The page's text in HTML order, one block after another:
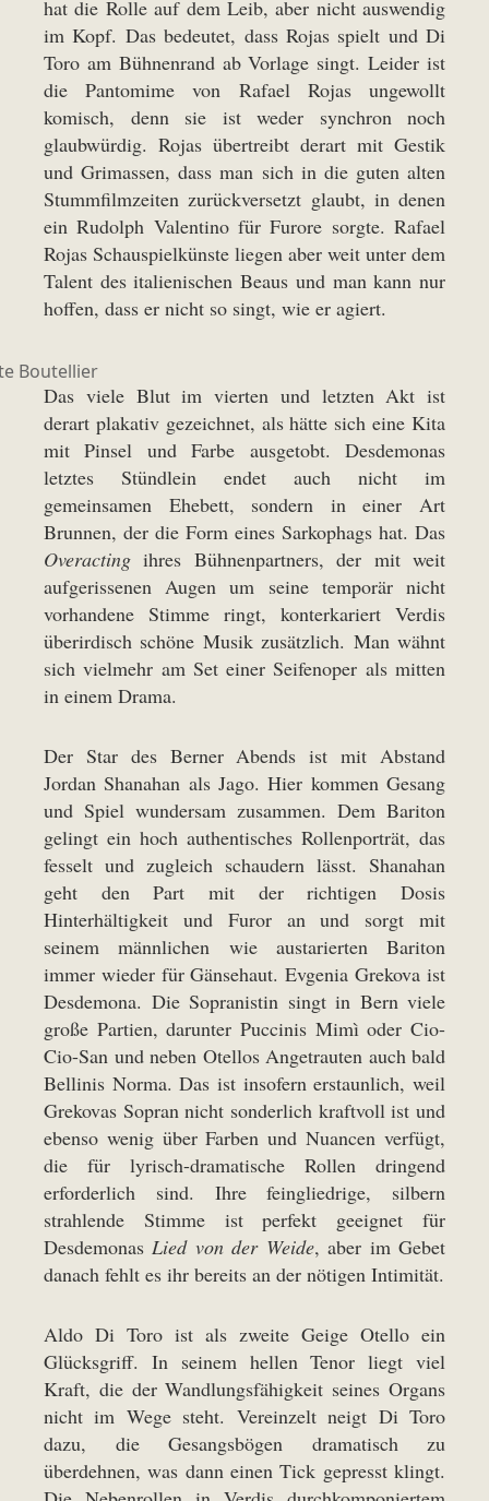
hat die Rolle auf dem Leib, aber nicht auswendig
im Kopf. Das bedeutet, dass Rojas spielt und Di
Toro am Bühnenrand ab Vorlage singt. Leider ist
die Pantomime von Rafael Rojas ungewollt
komisch, denn sie ist weder synchron noch
glaubwürdig. Rojas übertreibt derart mit Gestik
und Grimassen, dass man sich in die guten alten
Stummfilmzeiten zurückversetzt glaubt, in denen
ein Rudolph Valentino für Furore sorgte. Rafael
Rojas Schauspielkünste liegen aber weit unter dem
Talent des italienischen Beaus und man kann nur
hoffen, dass er nicht so singt, wie er agiert.
Boutellier
Das viele Blut im vierten und letzten Akt ist
derart plakativ gezeichnet, als hätte sich eine Kita
mit Pinsel und Farbe ausgetobt. Desdemonas
letztes Stündlein endet auch nicht im
gemeinsamen Ehebett, sondern in einer Art
Brunnen, der die Form eines Sarkophags hat. Das
Overacting ihres Bühnenpartners, der mit weit
aufgerissenen Augen um seine temporär nicht
vorhandene Stimme ringt, konterkariert Verdis
überirdisch schöne Musik zusätzlich. Man wähnt
sich vielmehr am Set einer Seifenoper als mitten
in einem Drama.
Der Star des Berner Abends ist mit Abstand
Jordan Shanahan als Jago. Hier kommen Gesang
und Spiel wundersam zusammen. Dem Bariton
gelingt ein hoch authentisches Rollenporträt, das
fesselt und zugleich schaudern lässt. Shanahan
geht den Part mit der richtigen Dosis
Hinterhältigkeit und Furor an und sorgt mit
seinem männlichen wie austarierten Bariton
immer wieder für Gänsehaut. Evgenia Grekova ist
Desdemona. Die Sopranistin singt in Bern viele
große Partien, darunter Puccinis Mimì oder Cio-
Cio-San und neben Otellos Angetrauten auch bald
Bellinis Norma. Das ist insofern erstaunlich, weil
Grekovas Sopran nicht sonderlich kraftvoll ist und
ebenso wenig über Farben und Nuancen verfügt,
die für lyrisch-dramatische Rollen dringend
erforderlich sind. Ihre feingliedrige, silbern
strahlende Stimme ist perfekt geeignet für
DesdemonasLied von der Weide, aber im Gebet
danach fehlt es ihr bereits an der nötigen Intimität.
Aldo Di Toro ist als zweite Geige Otello ein
Glücksgriff. In seinem hellen Tenor liegt viel
Kraft, die der Wandlungsfähigkeit seines Organs
nicht im Wege steht. Vereinzelt neigt Di Toro
dazu, die Gesangsbögen dramatisch zu
überdehnen, was dann einen Tick gepresst klingt.